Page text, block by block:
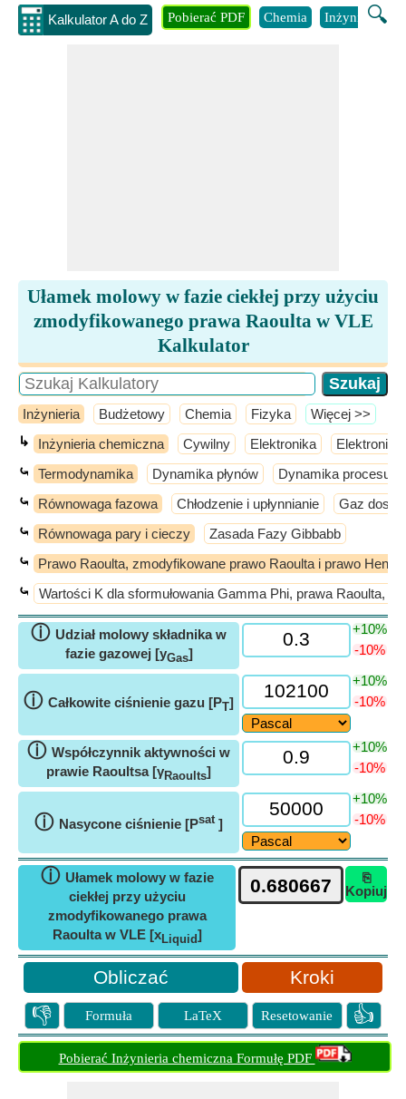
Kalkulator A do Z 🔍
Pobierać PDF Chemia Inżynieria
Ułamek molowy w fazie ciekłej przy użyciu
zmodyfikowanego prawa Raoulta w VLE
Kalkulator
Inżynieria Budżetowy Chemia Fizyka ​Więcej >>
↳ Inżynieria chemiczna Cywilny Elektronika
⤿ Termodynamika Dynamika płynów Dynamika procesu i
⤿ Równowaga fazowa Chłodzenie i upłynnianie Gaz
⤿ Równowaga pary i cieczy Zasada Fazy Gibbabb
⤿ Prawo Raoulta, zmodyfikowane prawo Raoulta i prawo
⤿ Wartości K dla sformułowania Gamma Phi, prawa Raoulta,
ⓘ Udział molowy składnika w
fazie gazowej [yGas]
+10%
-10%
ⓘ Całkowite ciśnienie gazu [PT]
+10%
-10%
ⓘ Współczynnik aktywności w
prawie Raoultsa [γRaoults]
+10%
-10%
ⓘ Nasycone ciśnienie [Psat ]
+10%
-10%
ⓘ Ułamek molowy w fazie
ciekłej przy użyciu
zmodyfikowanego prawa
Raoulta w VLE [xLiquid]
⎘
Kopiuj
Kroki
👎 Formuła LaTeX Resetowanie 👍
Pobierać Inżynieria chemiczna Formułę PDF